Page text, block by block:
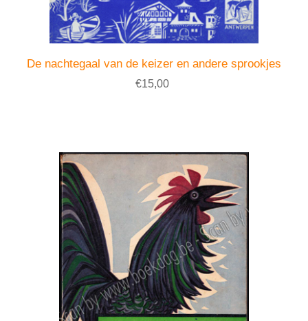
De nachtegaal van de keizer en andere sprookjes
€15,00